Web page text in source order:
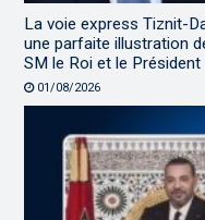
La voie express Tiznit-
une parfaite illustration
SM le Roi et le Président
01/08/2026